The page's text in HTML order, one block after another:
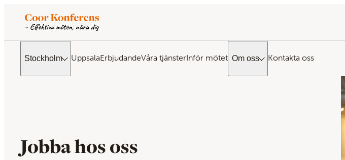
Stockholm UppsalaErbjudandeVåra tjänsterInför mötet Om oss Kontakta oss
Jobba hos oss